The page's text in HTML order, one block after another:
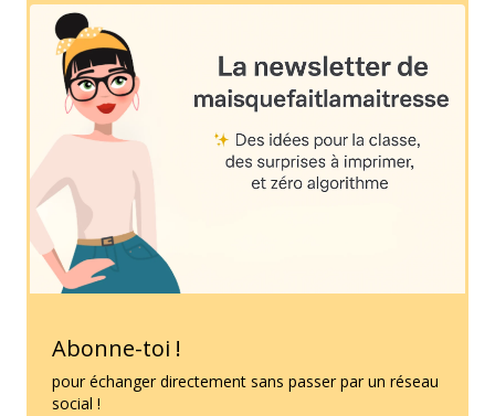
Abonne-toi !
pour échanger directement sans passer par un réseau
social !